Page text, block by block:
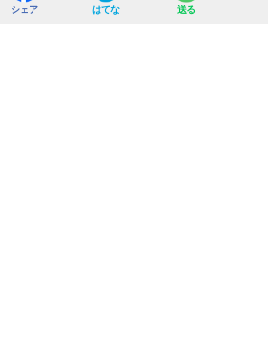
シェア はてな 送る